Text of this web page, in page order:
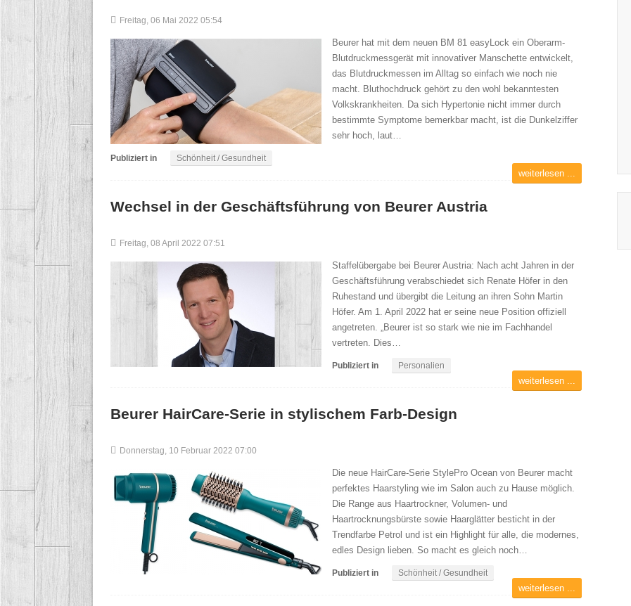
Freitag, 06 Mai 2022 05:54
Beurer hat mit dem neuen BM 81 easyLock ein Oberarm-
Blutdruckmessgerät mit innovativer Manschette entwickelt,
das Blutdruckmessen im Alltag so einfach wie noch nie
macht. Bluthochdruck gehört zu den wohl bekanntesten
Volkskrankheiten. Da sich Hypertonie nicht immer durch
bestimmte Symptome bemerkbar macht, ist die Dunkelziffer
sehr hoch, laut…
Publiziert in Schönheit / Gesundheit
weiterlesen ...
Wechsel in der Geschäftsführung von Beurer Austria
Freitag, 08 April 2022 07:51
Staffelübergabe bei Beurer Austria: Nach acht Jahren in der
Geschäftsführung verabschiedet sich Renate Höfer in den
Ruhestand und übergibt die Leitung an ihren Sohn Martin
Höfer. Am 1. April 2022 hat er seine neue Position offiziell
angetreten. „Beurer ist so stark wie nie im Fachhandel
vertreten. Dies…
Publiziert in Personalien
weiterlesen ...
Beurer HairCare-Serie in stylischem Farb-Design
Donnerstag, 10 Februar 2022 07:00
Die neue HairCare-Serie StylePro Ocean von Beurer macht
perfektes Haarstyling wie im Salon auch zu Hause möglich.
Die Range aus Haartrockner, Volumen- und
Haartrocknungsbürste sowie Haarglätter besticht in der
Trendfarbe Petrol und ist ein Highlight für alle, die modernes,
edles Design lieben. So macht es gleich noch…
Publiziert in Schönheit / Gesundheit
weiterlesen ...